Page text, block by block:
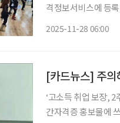
격정보서비스에 등
2025-11-28 06:00
[카드뉴스] 주의
‘고소득 취업 보장,
간자격증 홍보물에